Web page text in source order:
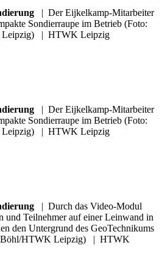
| Der Eijkelkamp-Mitarbeiter
Sondierraupe im Betrieb (Foto:
| HTWK Leipzig
| Der Eijkelkamp-Mitarbeiter
Sondierraupe im Betrieb (Foto:
| HTWK Leipzig
| Durch das Video-Modul
und Teilnehmer auf einer Leinwand in
den Untergrund des GeoTechnikums
Böhl/HTWK Leipzig) | HTWK